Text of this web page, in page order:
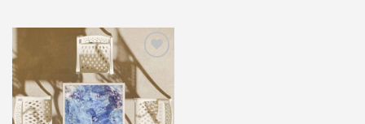
Add to
wishlist